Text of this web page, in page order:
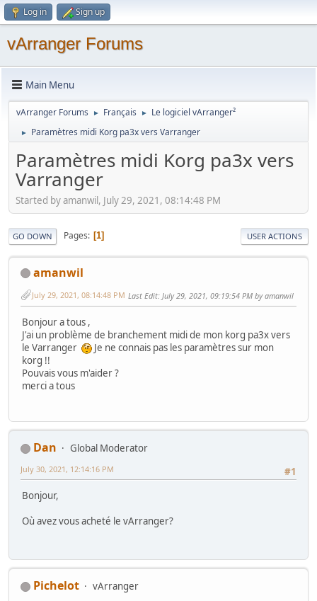
Log in Sign up
vArranger Forums
Main Menu
vArranger Forums ► Français ► Le logiciel vArranger²
► Paramètres midi Korg pa3x vers Varranger
Paramètres midi Korg pa3x vers
Varranger
Started by amanwil, July 29, 2021, 08:14:48 PM
GO DOWN Pages 1 USER ACTIONS
amanwil
July 29, 2021, 08:14:48 PM Last Edit: July 29, 2021, 09:19:54 PM by amanwil
Bonjour a tous ,
J'ai un problème de branchement midi de mon korg pa3x vers
le Varranger
Je ne connais pas les paramètres sur mon
korg !!
Pouvais vous m'aider ?
merci a tous
Dan
Global Moderator
#1
July 30, 2021, 12:14:16 PM
Bonjour,
Où avez vous acheté le vArranger?
Pichelot
vArranger